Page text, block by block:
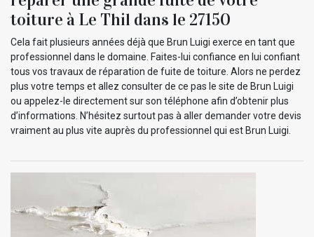
toiture à Le Thil dans le 27150
Cela fait plusieurs années déjà que Brun Luigi exerce en tant que
professionnel dans le domaine. Faites-lui confiance en lui confiant
tous vos travaux de réparation de fuite de toiture. Alors ne perdez
plus votre temps et allez consulter de ce pas le site de Brun Luigi
ou appelez-le directement sur son téléphone afin d’obtenir plus
d’informations. N’hésitez surtout pas à aller demander votre devis
vraiment au plus vite auprès du professionnel qui est Brun Luigi.